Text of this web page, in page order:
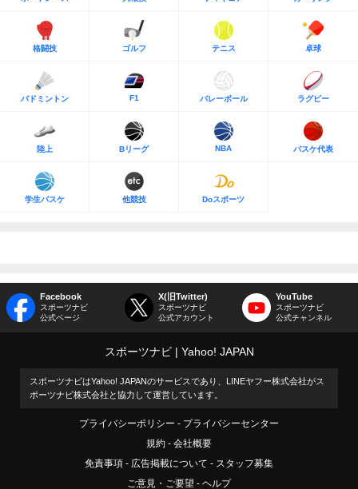
格闘技 ゴルフ テニス 卓球
バドミントン F1 バレーボール ラグビー
陸上 Bリーグ NBA バスケ代表
学生バスケ 他競技 Doスポーツ
Facebook
スポーツナビ
公式ページ
X(旧Twitter)
スポーツナビ
公式アカウント
YouTube
スポーツナビ
公式チャンネル
スポーツナビ Yahoo! JAPAN
スポーツナビはYahoo! JAPANのサービスであり、LINEヤフー株式会社がス
ポーツナビ株式会社と協力して運営しています。
プライバシーポリシー
プライバシーセンター
規約
会社概要
免責事項
広告掲載について
スタッフ募集
ご意見・ご要望
ヘルプ